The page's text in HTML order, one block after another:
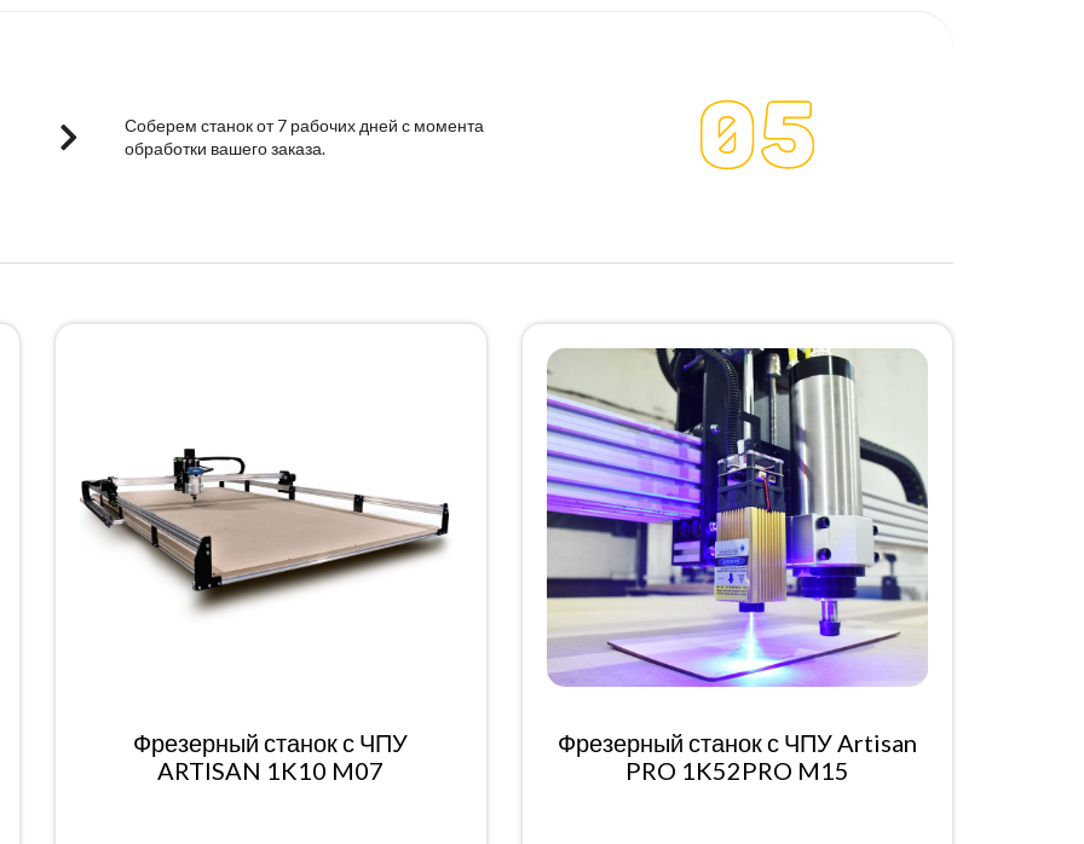
Соберем станок от 7 рабочих дней с момента
обработки вашего заказа.
Фрезерный станок с ЧПУ
ARTISAN 1K10 M07
Фрезерный станок с ЧПУ Artisan
PRO 1K52PRO M15